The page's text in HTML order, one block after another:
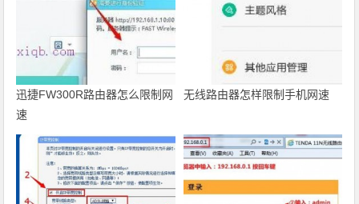
迅捷FW300R路由器怎么限制网
速
无线路由器怎样限制手机网速